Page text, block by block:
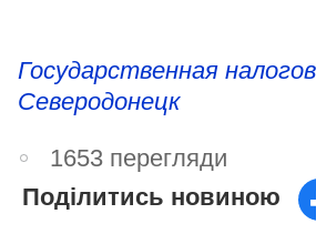
Государственная
Северодонецк
1653 перегляди
Поділитись новиною